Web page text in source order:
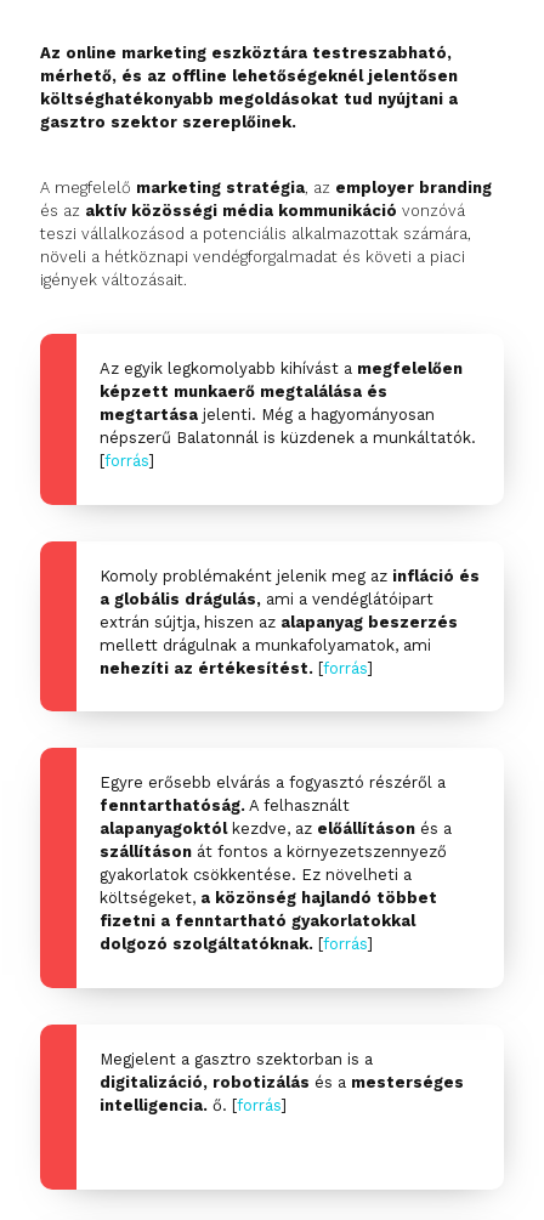
Az online marketing eszköztára testreszabható,
mérhető, és az offline lehetőségeknél jelentősen
költséghatékonyabb megoldásokat tud nyújtani a
gasztro szektor szereplőinek.
A megfelelő marketing stratégia, az employer branding
és az aktív közösségi média kommunikáció vonzóvá
teszi vállalkozásod a potenciális alkalmazottak számára,
növeli a hétköznapi vendégforgalmadat és követi a piaci
igények változásait.
Az egyik legkomolyabb kihívást a megfelelően
képzett munkaerő megtalálása és
megtartása jelenti. Még a hagyományosan
népszerű Balatonnál is küzdenek a munkáltatók.
[forrás]
Komoly problémaként jelenik meg az infláció és
a globális drágulás, ami a vendéglátóipart
extrán sújtja, hiszen az alapanyag beszerzés
mellett drágulnak a munkafolyamatok, ami
nehezíti az értékesítést. [forrás]
Egyre erősebb elvárás a fogyasztó részéről a
fenntarthatóság. A felhasznált
alapanyagoktólkezdve, az előállításon és a
szállításon át fontos a környezetszennyező
gyakorlatok csökkentése. Ez növelheti a
költségeket, a közönség hajlandó többet
fizetni a fenntartható gyakorlatokkal
dolgozó szolgáltatóknak. [forrás]
Megjelent a gasztro szektorban is a
digitalizáció, robotizálás és a mesterséges
intelligencia. ő. [forrás]